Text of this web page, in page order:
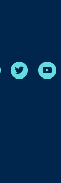
Facebook Twitter